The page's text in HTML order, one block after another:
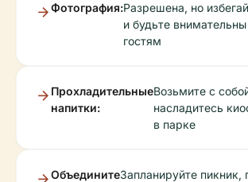
Фотография:Разрешена, но
и будьте
гостям
Прохладительные
напитки:
Возьмите с
насладитесь
в парке
ОбъединитеЗапланируйте пикник,